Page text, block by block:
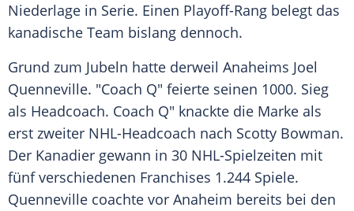
Niederlage in Serie. Einen Playoff-Rang belegt das
kanadische Team bislang dennoch.
Grund zum Jubeln hatte derweil Anaheims Joel
Quenneville. "Coach Q" feierte seinen 1000. Sieg
als Headcoach. Coach Q" knackte die Marke als
erst zweiter NHL-Headcoach nach Scotty Bowman.
Der Kanadier gewann in 30 NHL-Spielzeiten mit
fünf verschiedenen Franchises 1.244 Spiele.
Quenneville coachte vor Anaheim bereits bei den